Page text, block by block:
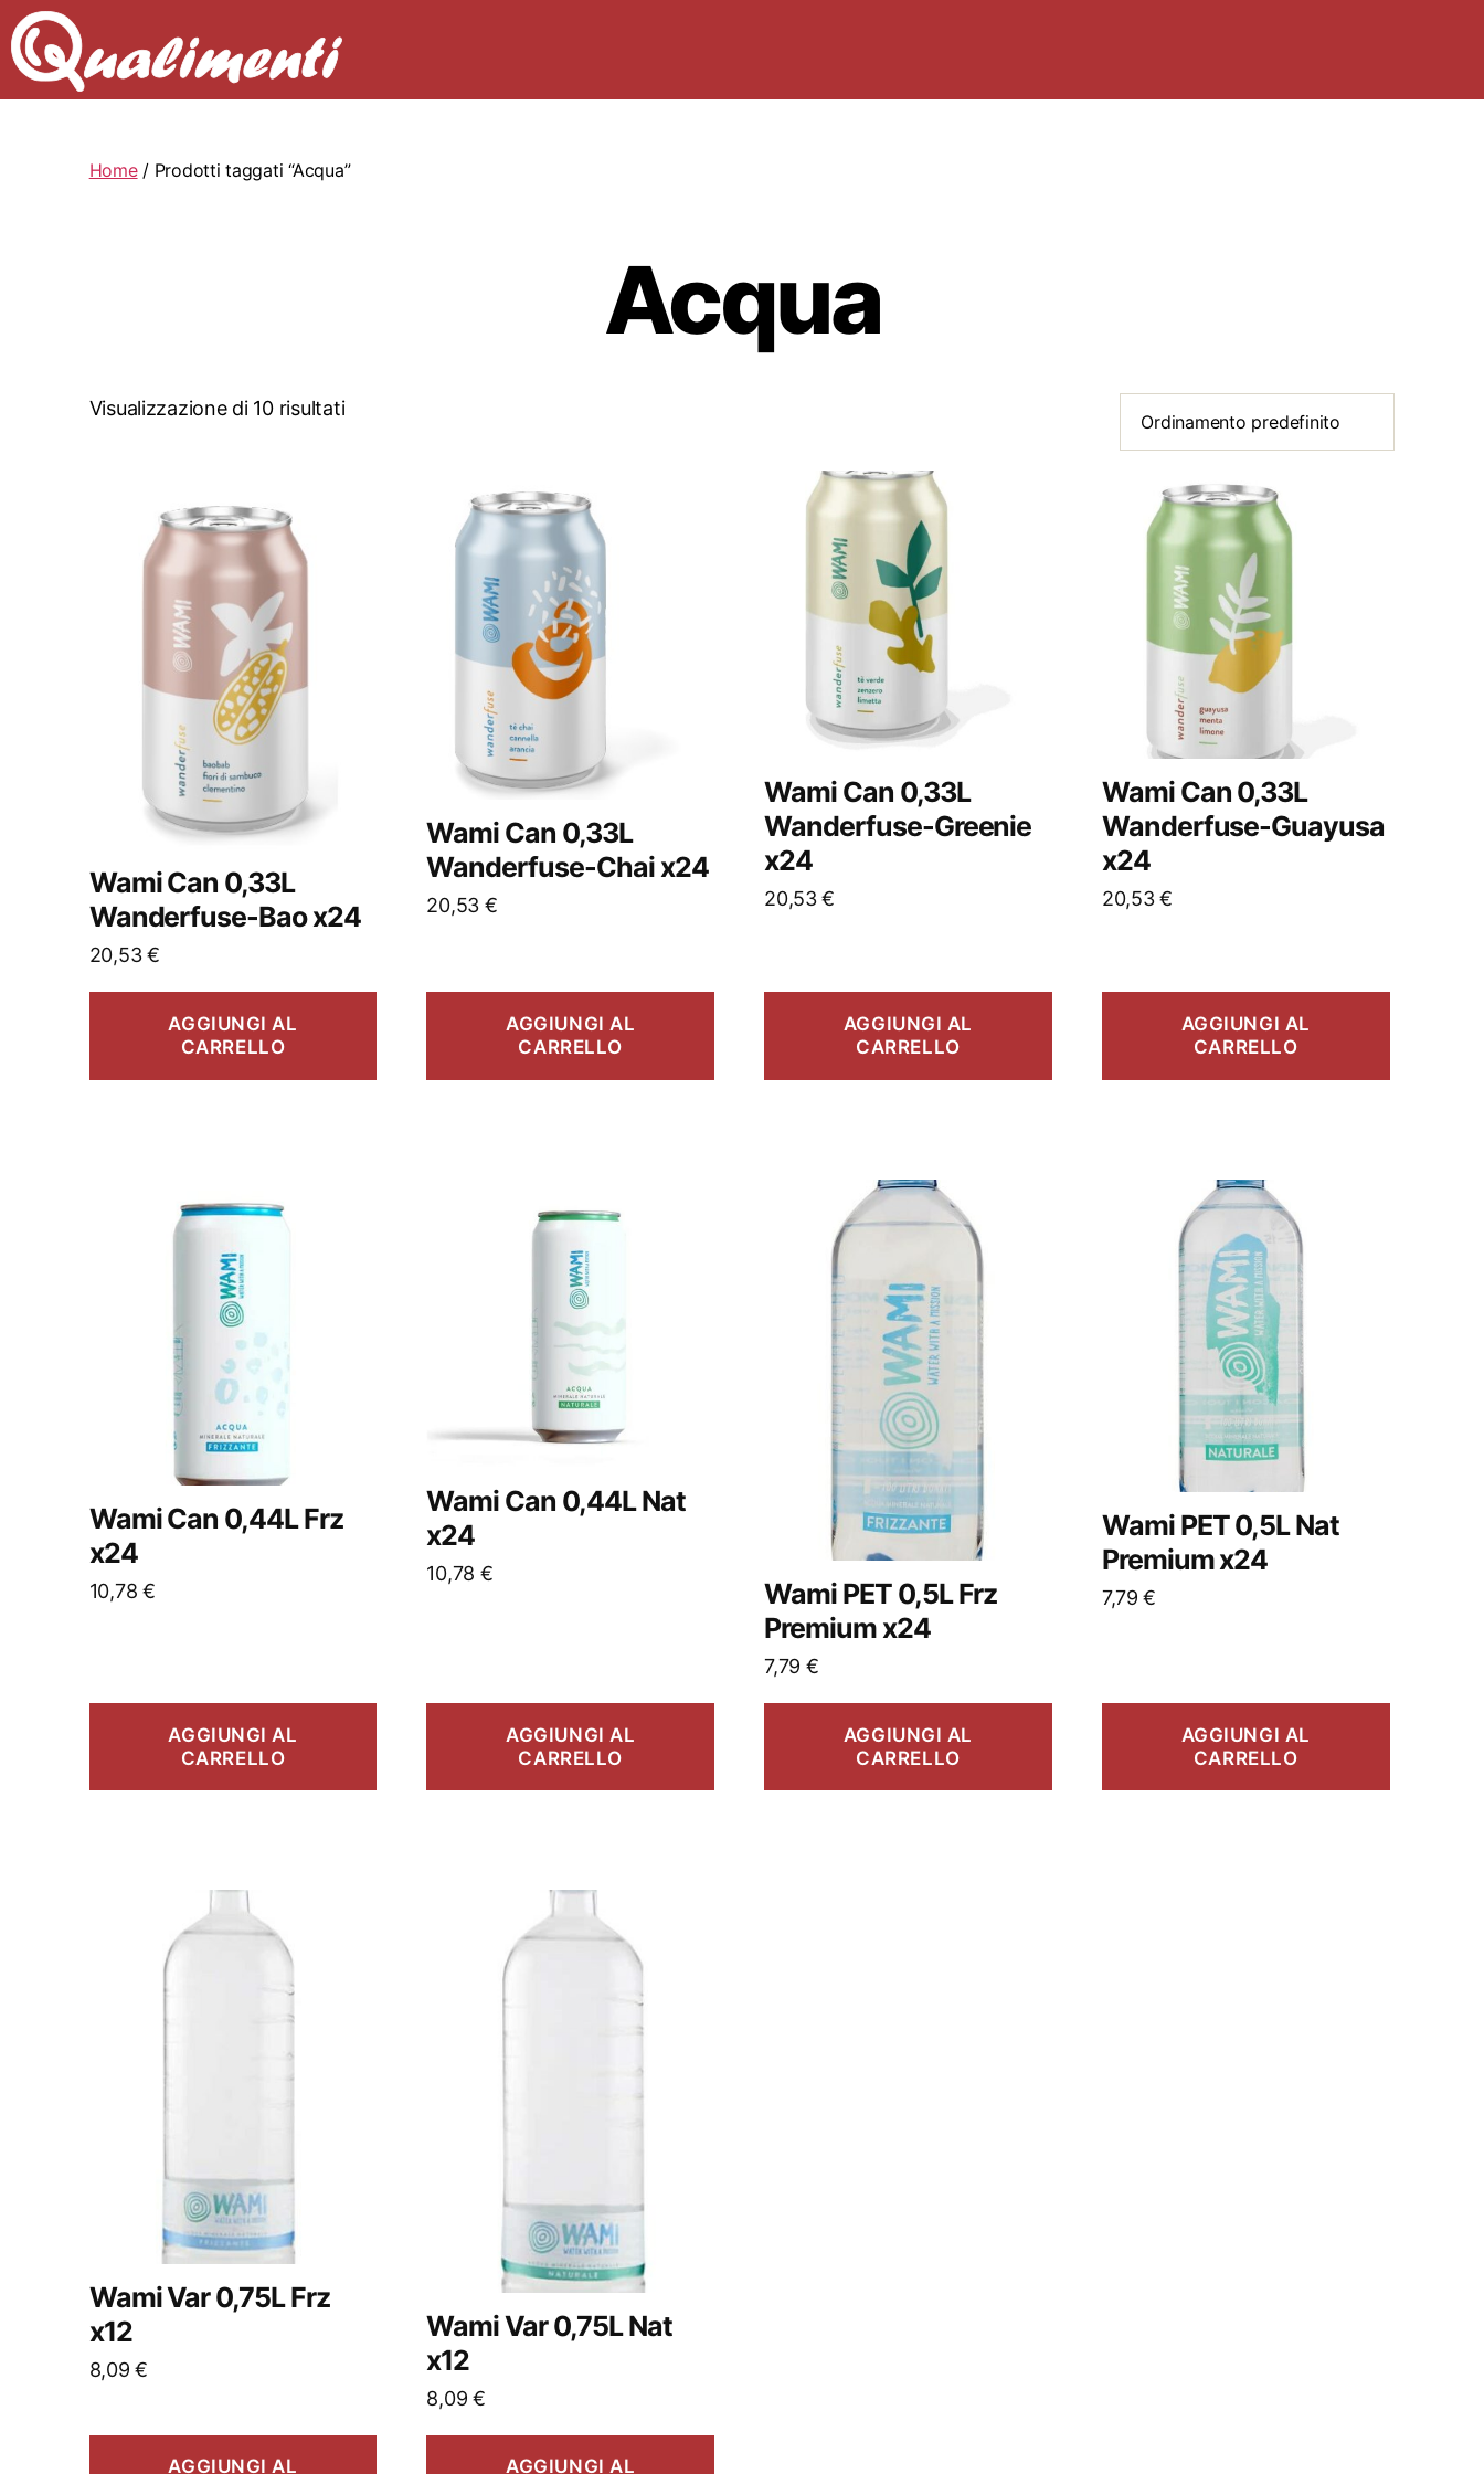
Home/ Prodotti taggati “Acqua”
Acqua
Visualizzazione di 10 risultati
Wami Can 0,33L
Wanderfuse-Bao x24
20,53€
AGGIUNGI AL
CARRELLO
Wami Can 0,33L
Wanderfuse-Chai x24
20,53 €
AGGIUNGI AL
CARRELLO
Wami Can 0,33L
Wanderfuse-Greenie
x24
20,53€
AGGIUNGI AL
CARRELLO
Wami Can 0,33L
Wanderfuse-Guayusa
x24
20,53€
AGGIUNGI AL
CARRELLO
Wami Can 0,44L Frz
x24
10,78€
AGGIUNGI AL
CARRELLO
Wami Can 0,44L Nat
x24
10,78 €
AGGIUNGI AL
CARRELLO
Wami PET 0,5L Frz
Premium x24
7,79 €
AGGIUNGI AL
CARRELLO
Wami PET 0,5L Nat
Premium x24
7,79€
AGGIUNGI AL
CARRELLO
Wami Var 0,75L Frz
x12
8,09€
AGGIUNGI AL
Wami Var 0,75L Nat
x12
8,09 €
AGGIUNGI AL